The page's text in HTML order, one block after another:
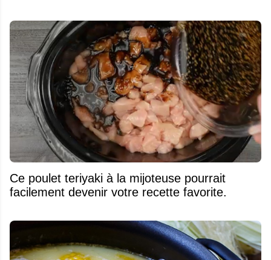
Ce poulet teriyaki à la mijoteuse pourrait
facilement devenir votre recette favorite.